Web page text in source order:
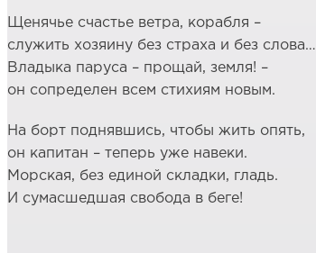
Щенячье счастье ветра, корабля –
служить хозяину без страха и без слова…
Владыка паруса – прощай, земля! –
он сопределен всем стихиям новым.
На борт поднявшись, чтобы жить опять,
он капитан – теперь уже навеки.
Морская, без единой складки, гладь.
И сумасшедшая свобода в беге!